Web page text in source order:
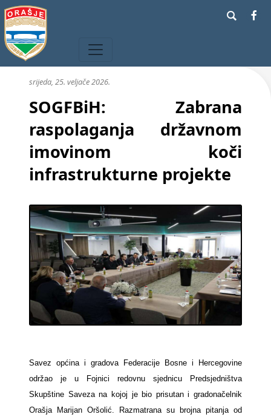
srijeda, 25. veljače 2026.
SOGFBiH: Zabrana
raspolaganja državnom
imovinom koči
infrastrukturne projekte
Savez općina i gradova Federacije Bosne i Hercegovine
održao je u Fojnici redovnu sjednicu Predsjedništva
Skupštine Saveza na kojoj je bio prisutan i gradonačelnik
Orašja Marijan Oršolić. Razmatrana su brojna pitanja od